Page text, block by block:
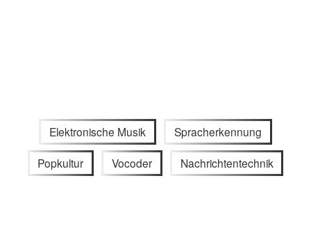
Elektronische Musik Spracherkennung
Popkultur Vocoder Nachrichtentechnik